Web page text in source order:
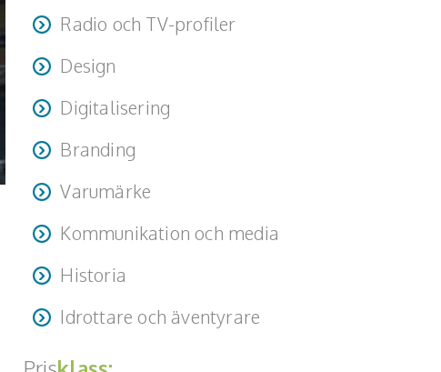
Radio och TV-profiler
Design
Digitalisering
Branding
Varumärke
Kommunikation och media
Historia
Idrottare och äventyrare